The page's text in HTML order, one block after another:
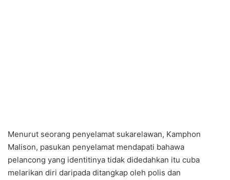
Menurut seorang penyelamat sukarelawan, Kamphon
Malison, pasukan penyelamat mendapati bahawa
pelancong yang identitinya tidak didedahkan itu cuba
melarikan diri daripada ditangkap oleh polis dan